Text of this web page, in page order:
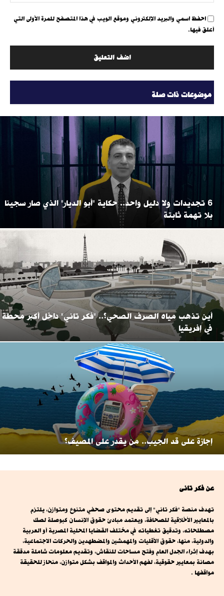
احفظ اسمي والبريد الإلكتروني وموقع الويب في هذا المتصفح للمرة الأولى التي
أعلق فيها.
موضوعات ذات صلة
6 تجديدات ولا دليل واحد.. حكاية "أبو الديار" الذي صار سجينا
بلا تهمة ثابتة
أين تذهب مياه الصرف الصحي؟.. "فكر تاني" داخل أكبر محطة
في إفريقيا
إجازة على قد الجيب.. من يقدر على المصيف؟
عن فكر تانى
تهدف منصة "فكر تاني" إلى تقديم محتوى صحفي متنوع ومتوازن، يلتزم
بالمعايير الأخلاقية للصحافة، ويعتمد مبادئ حقوق الإنسان كبوصلة لصك
مصطلحاته، وتدقيق تغطياته في مختلف القضايا المحلية المصرية أو العربية
والدولية، منها، حقوق الأقليات والمهمشين والمضطهدين والحركات الاجتماعية،
بهدف إثراء الجدل العام وفتح مساحات للنقاش، وتقديم معلومات شاملة مدققة
مصانة بمعايير حقوقية، لفهم الأحداث والمواقف بشكل متوازن، منحاز للحقيقة
مواقفها .